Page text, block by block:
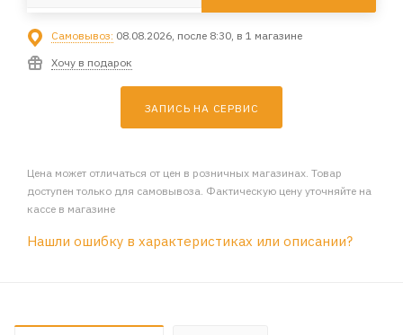
Самовывоз: 08.08.2026, после 8:30, в 1 магазине
Хочу в подарок
ЗАПИСЬ НА СЕРВИС
Цена может отличаться от цен в розничных магазинах. Товар
доступен только для самовывоза. Фактическую цену уточняйте на
кассе в магазине
Нашли ошибку в характеристиках или описании?